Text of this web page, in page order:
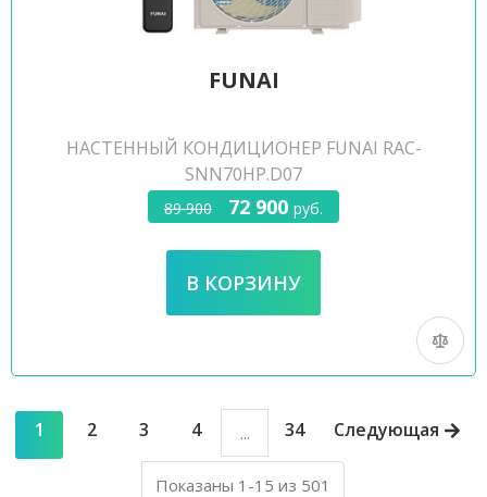
FUNAI
НАСТЕННЫЙ КОНДИЦИОНЕР FUNAI RAC-
SNN70HP.D07
89 900 72 900 руб.
1 2 3 4 ... 34 Следующая
Показаны 1-15 из 501